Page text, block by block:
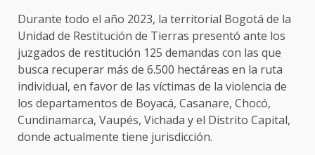
Durante todo el año 2023, la territorial Bogotá de la
Unidad de Restitución de Tierras presentó ante los
juzgados de restitución 125 demandas con las que
busca recuperar más de 6.500 hectáreas en la ruta
individual, en favor de las víctimas de la violencia de
los departamentos de Boyacá, Casanare, Chocó,
Cundinamarca, Vaupés, Vichada y el Distrito Capital,
donde actualmente tiene jurisdicción.